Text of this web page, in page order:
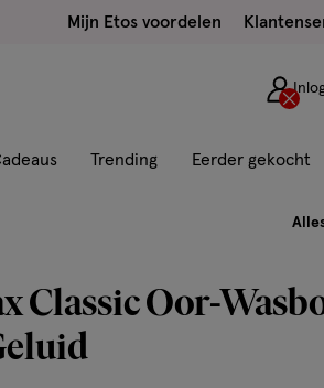
Mijn Etos voordelen
Trending Eerder gekocht
Classic Oor-